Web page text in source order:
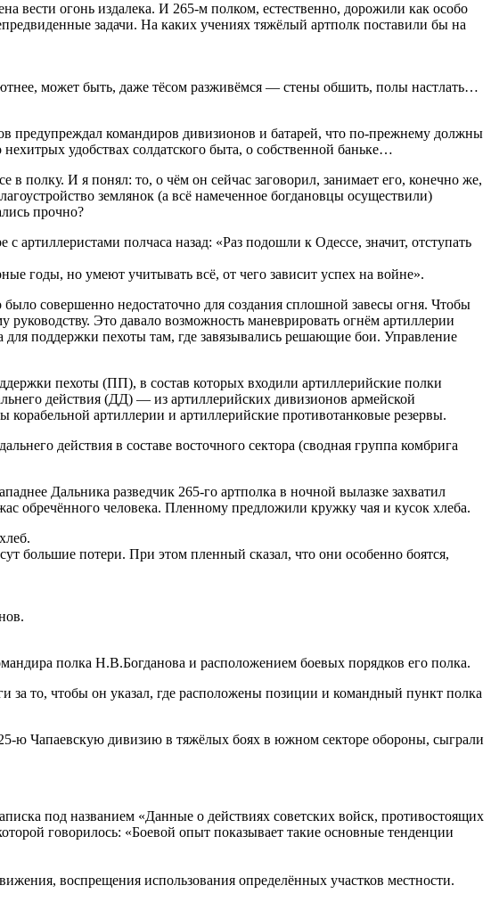
вести огонь издалека. И 265-м полком, естественно, дорожили как особо
задачи. На каких учениях тяжёлый артполк поставили бы на
может быть, даже тёсом разживёмся — стены обшить, полы настлать…
предупреждал командиров дивизионов и батарей, что по-прежнему должны
удобствах солдатского быта, о собственной баньке…
полку. И я понял: то, о чём он сейчас заговорил, занимает его, конечно же,
землянок (а всё намеченное богдановцы осуществили)
прочно?
полчаса назад: «Раз подошли к Одессе, значит, отступать
годы, но умеют учитывать всё, от чего зависит успех на войне».
совершенно недостаточно для создания сплошной завесы огня. Чтобы
Это давало возможность маневрировать огнём артиллерии
поддержки пехоты там, где завязывались решающие бои. Управление
пехоты (ПП), в состав которых входили артиллерийские полки
действия (ДД) — из артиллерийских дивизионов армейской
артиллерии и артиллерийские противотанковые резервы.
действия в составе восточного сектора (сводная группа комбрига
Дальника разведчик 265-го артполка в ночной вылазке захватил
обречённого человека. Пленному предложили кружку чая и кусок хлеба.
большие потери. При этом пленный сказал, что они особенно боятся,
полка Н.В.Богданова и расположением боевых порядков его полка.
за то, чтобы он указал, где расположены позиции и командный пункт полка
ю Чапаевскую дивизию в тяжёлых боях в южном секторе обороны, сыграли
под названием «Данные о действиях советских войск, противостоящих
говорилось: «Боевой опыт показывает такие основные тенденции
воспрещения использования определённых участков местности.